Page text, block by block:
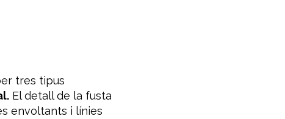
tres tipus
El detall de la fusta
envoltants i línies